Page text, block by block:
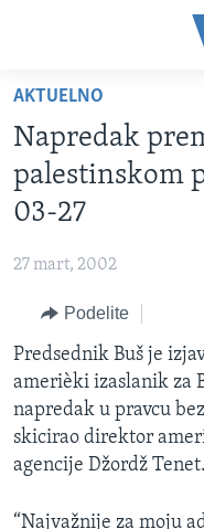
glavni
sadržaj
na
glavnu
Idi
pretragu
NASLOVNA
RUBRIKE
AMERIKA
GLOBALNE TEME
EKONOMIJA
NAUKA I
MEDICINA
KULTURA
DRUŠTVO
SPORT
TV PROGRAM
IZ AMERIKE
Learning English
PRATITE NAS
Jezici
AKTUELNO
Napredak
palestinskom
03-27
27 mart, 2002
Podelite
Predsednik Buš je
amerièki izaslanik za
napredak u pravcu
skicirao direktor
agencije Džordž Tenet.
“Najvažnije za moju